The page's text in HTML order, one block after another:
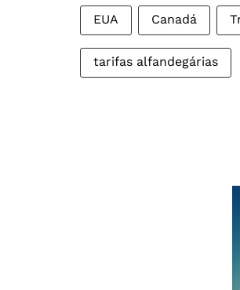
EUA Canadá
tarifas alfandegárias